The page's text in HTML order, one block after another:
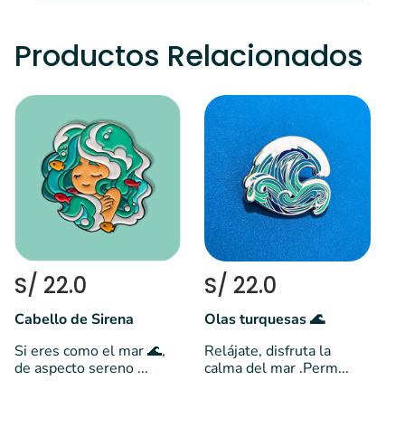
Productos Relacionados
S/ 22.0
Cabello de Sirena
Si eres como el mar 🌊,
de aspecto sereno ...
S/ 22.0
Olas turquesas 🌊
Relájate, disfruta la
calma del mar .Perm...